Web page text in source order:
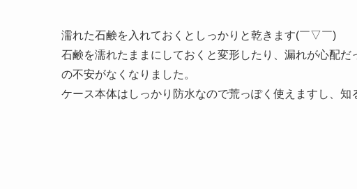
濡れた石鹸を入れておくとしっかりと乾きます(￣▽￣)
石鹸を濡れたままにしておくと変形したり、漏れが心配
の不安がなくなりました。
ケース本体はしっかり防水なので荒っぽく使えますし、知